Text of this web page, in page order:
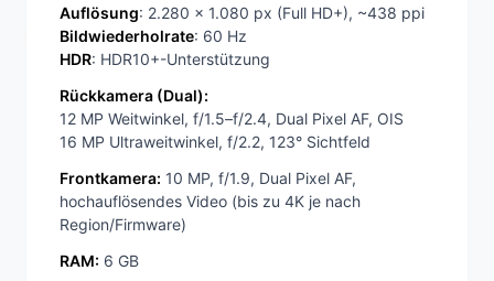
Auflösung: 2.280 x 1.080 px (Full HD+), ~438 ppi
Bildwiederholrate: 60 Hz
HDR: HDR10+-Unterstützung
Rückkamera (Dual):
12 MP Weitwinkel, f/1.5–f/2.4, Dual Pixel AF, OIS
16 MP Ultraweitwinkel, f/2.2, 123° Sichtfeld
Frontkamera: 10 MP, f/1.9, Dual Pixel AF,
hochauflösendes Video (bis zu 4K je nach
Region/Firmware)
RAM: 6 GB